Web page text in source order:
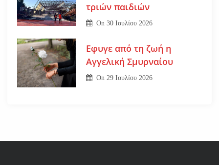
τριών παιδιών
On30 Ιουλίου 2026
Εφυγε από τη ζωή η
Αγγελική Σμυρναίου
On29 Ιουλίου 2026